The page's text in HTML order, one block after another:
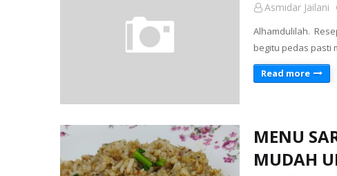
Asmidar Jailani
Alhamdulilah.
begitu pedas pasti
Read more
MENU
MUDAH